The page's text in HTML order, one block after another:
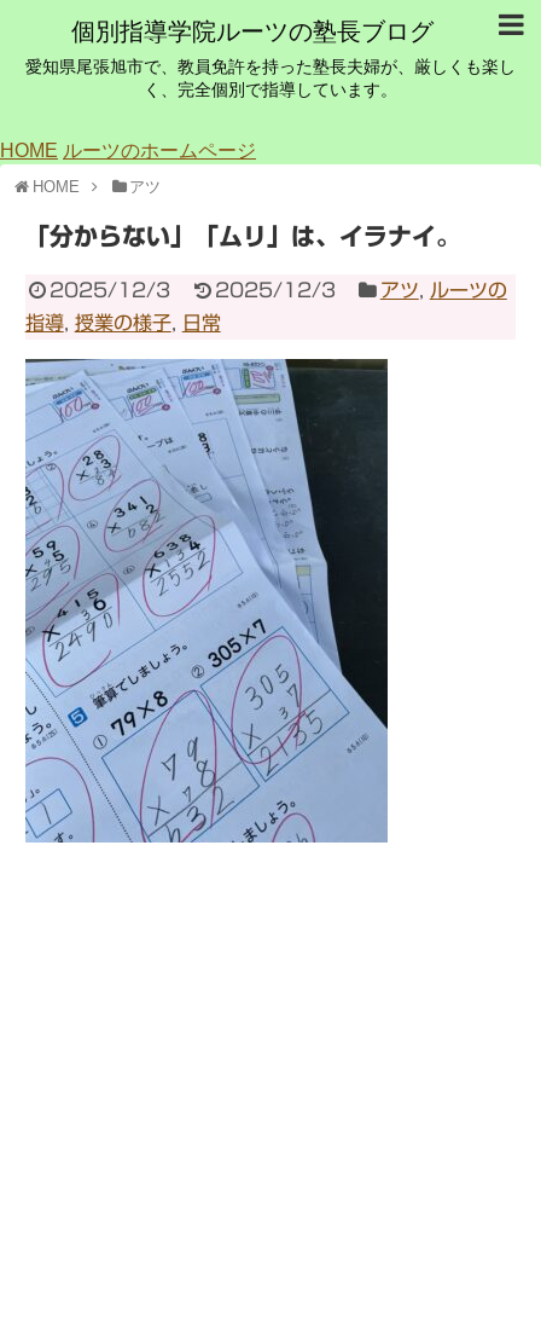
個別指導学院ルーツの塾長ブログ
愛知県尾張旭市で、教員免許を持った塾長夫婦が、厳しくも楽し
く、完全個別で指導しています。
HOME ルーツのホームページ
HOME アツ
「分からない」「ムリ」は、イラナイ。
2025/12/3 2025/12/3 アツ
ルーツの
指導, 授業の様子, 日常